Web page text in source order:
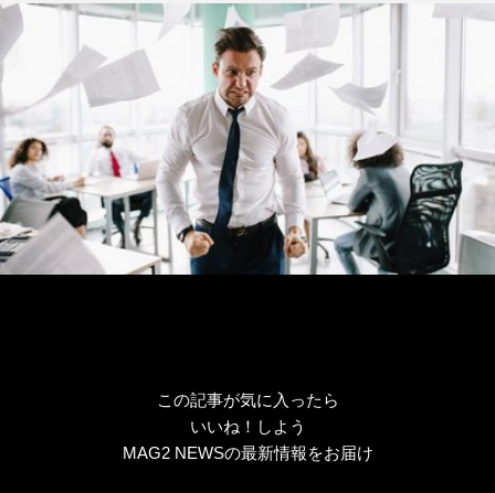
ー
この記事が気に入ったら
いいね！しよう
MAG2 NEWSの最新情報をお届け